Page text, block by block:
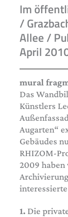
Im
/
Allee /
April
mural
Das
Künstlers
Augarten“
Gebäudes
RHIZOM-
2009 haben
1. Die